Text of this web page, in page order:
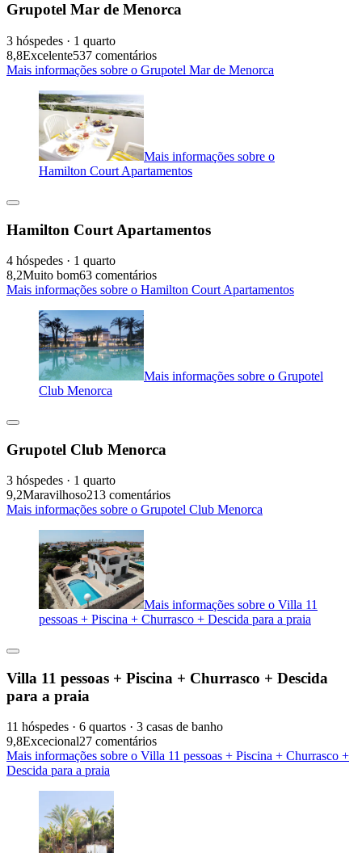
Grupotel Mar de Menorca
3 hóspedes · 1 quarto
8,8Excelente537 comentários
Mais informações sobre o Grupotel Mar de Menorca
Mais informações sobre o
Hamilton Court Apartamentos
Hamilton Court Apartamentos
4 hóspedes · 1 quarto
8,2Muito bom63 comentários
Mais informações sobre o Hamilton Court Apartamentos
Mais informações sobre o Grupotel
Club Menorca
Grupotel Club Menorca
3 hóspedes · 1 quarto
9,2Maravilhoso213 comentários
Mais informações sobre o Grupotel Club Menorca
Mais informações sobre o Villa 11
pessoas + Piscina + Churrasco + Descida para a praia
Villa 11 pessoas + Piscina + Churrasco + Descida
para a praia
11 hóspedes · 6 quartos · 3 casas de banho
9,8Excecional27 comentários
Mais informações sobre o Villa 11 pessoas + Piscina + Churrasco +
Descida para a praia